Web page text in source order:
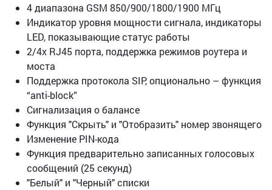
4 диапазона GSM 850/900/1800/1900 МГц
Индикатор уровня мощности сигнала, индикаторы
LED, показывающие статус работы
2/4х RJ45 порта, поддержка режимов роутера и
моста
Поддержка протокола SIP, опционально – функция
“anti-block”
Сигнализация о балансе
Функция "Скрыть" и "Отобразить" номер звонящего
Изменение PIN-кода
Функция предварительно записанных голосовых
сообщений (25 секунд)
"Белый" и "Черный" списки